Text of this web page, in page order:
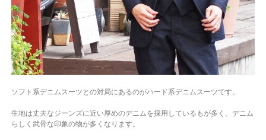
ソフト系デニムスーツとの対局にあるのがハード系デニムスーツです。
生地は丈夫なジーンズに近い厚めのデニムを採用しているもが多く、デニム
らしく武骨な印象の物が多くなります。